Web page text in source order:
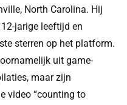
North Carolina. Hij
jarige leeftijd en
sterren op het platform.
uit game-
maar zijn
video “counting to